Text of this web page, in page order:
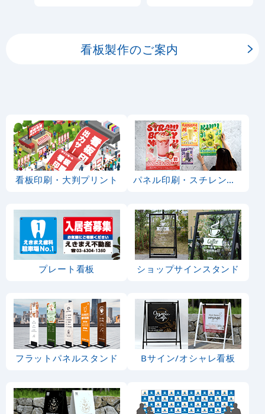
看板製作のご案内
看板印刷・大判プリント パネル印刷・スチレンボード
プレート看板 ショップサインスタンド
フラットパネルスタンド Bサイン/オシャレ看板